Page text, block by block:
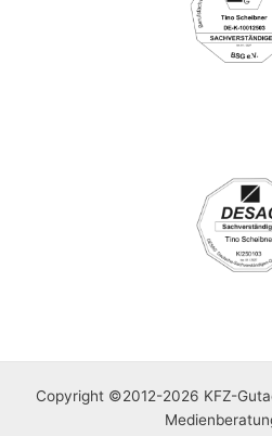
Copyright ©2012-2026 KFZ-